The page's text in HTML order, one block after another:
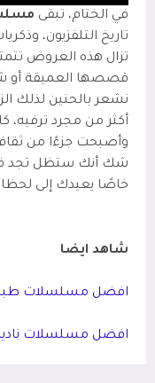
في الختام، تبقى
تاريخ التلفزيون،
تزال هذه العروض
قصصها العميقة أو
نشعر بالحنين لذلك
أكثر من مجرد ترفيه،
وأصبحت جزءًا من
شك أنك ستظل تجد
خاصًا يعيدك إلى
شاهد ايضا
افضل مسلسلات
افضل مسلسلات